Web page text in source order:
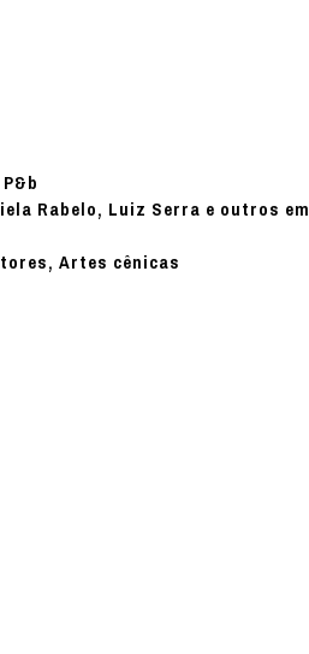
Rabelo, Luiz Serra e outros em
Artes cênicas